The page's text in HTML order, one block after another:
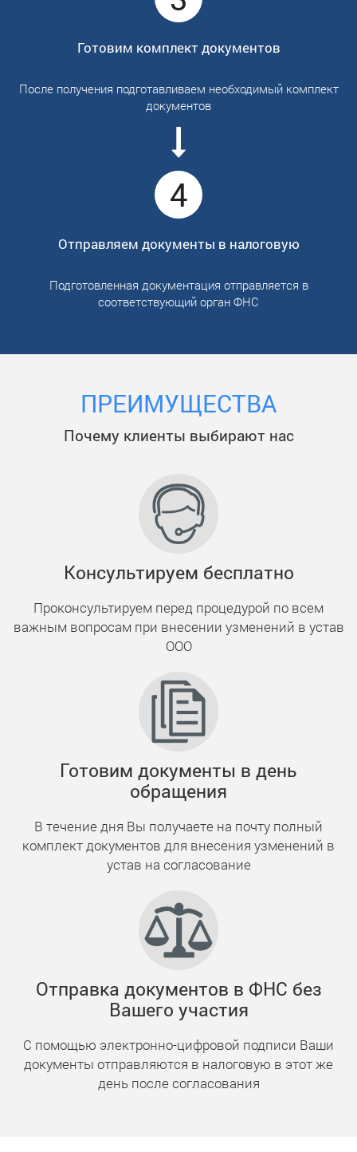
Готовим комплект документов
После получения подготавливаем необходимый комплект
документов
4
Отправляем документы в налоговую
Подготовленная документация отправляется в
соответствующий орган ФНС
ПРЕИМУЩЕСТВА
Почему клиенты выбирают нас
Консультируем бесплатно
Проконсультируем перед процедурой по всем
важным вопросам при внесении узменений в устав
ООО
Готовим документы в день
обращения
В течение дня Вы получаете на почту полный
комплект документов для внесения узменений в
устав на согласование
Отправка документов в ФНС без
Вашего участия
С помощью электронно-цифровой подписи Ваши
документы отправляются в налоговую в этот же
день после согласования